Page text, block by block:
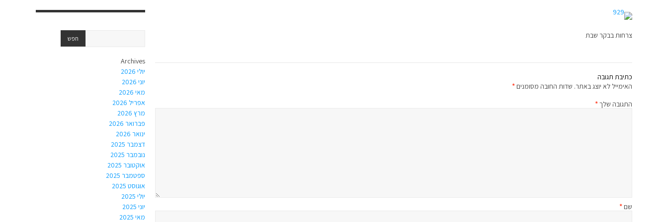
צרחות בבקר שבת
כתיבת תגובה
האימייל לא יוצג באתר. שדות החובה מסומנים*
התגובה שלך*
שם*
Archives
יולי 2026
יוני 2026
מאי 2026
אפריל 2026
מרץ 2026
פברואר 2026
ינואר 2026
דצמבר 2025
נובמבר 2025
אוקטובר 2025
ספטמבר 2025
אוגוסט 2025
יולי 2025
יוני 2025
מאי 2025